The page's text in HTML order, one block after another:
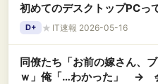
初めてのデスクトップPCっ
D+ ★ IT速報 2026-05-16
同僚たち「お前の嫁さん、
ｗ」俺「…わかった」 →